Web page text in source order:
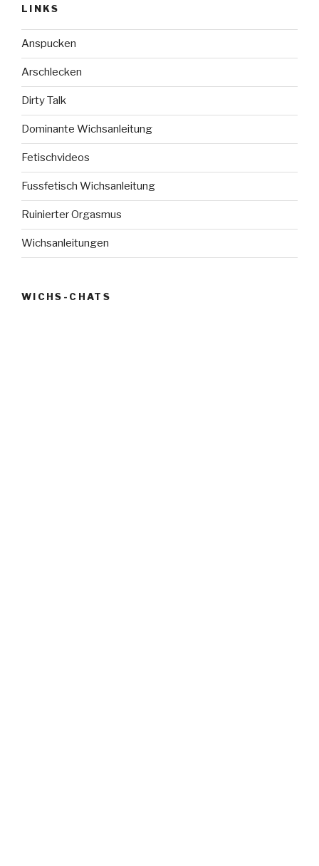
LINKS
Anspucken
Arschlecken
Dirty Talk
Dominante Wichsanleitung
Fetischvideos
Fussfetisch Wichsanleitung
Ruinierter Orgasmus
Wichsanleitungen
WICHS-CHATS